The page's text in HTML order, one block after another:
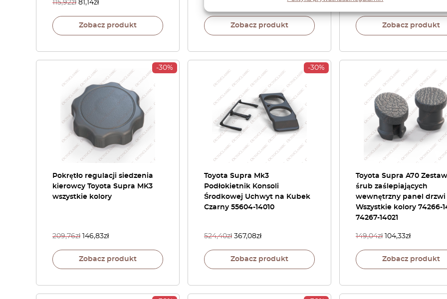
115,92zł 81,14zł
Zobacz produkt Zobacz produkt
248,40zł
Zobacz produkt
-30%
Pokrętło regulacji siedzenia
kierowcy Toyota Supra MK3
wszystkie kolory
209,76zł 146,83zł
Zobacz produkt
-30%
Toyota Supra Mk3
Podłokietnik Konsoli
Środkowej Uchwyt na Kubek
Czarny 55604-14010
524,40zł 367,08zł
Zobacz produkt
Toyota Supra A70
śrub zaślepiających
wewnętrzny panel drzwi
Wszystkie kolory 74266-
74267-14021
149,04zł 104,33zł
Zobacz produkt